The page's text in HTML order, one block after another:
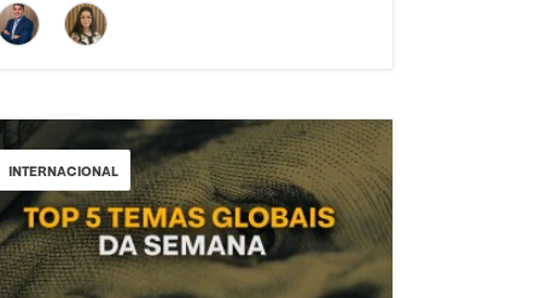
INTERNACIONAL